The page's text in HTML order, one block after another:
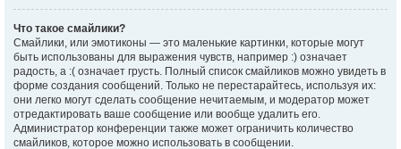
Что такое смайлики?
Смайлики, или эмотиконы — это маленькие картинки, которые могут
быть использованы для выражения чувств, например :) означает
радость, а :( означает грусть. Полный список смайликов можно увидеть в
форме создания сообщений. Только не перестарайтесь, используя их:
они легко могут сделать сообщение нечитаемым, и модератор может
отредактировать ваше сообщение или вообще удалить его.
Администратор конференции также может ограничить количество
смайликов, которое можно использовать в сообщении.